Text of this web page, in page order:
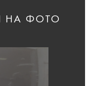
НА ФОТО